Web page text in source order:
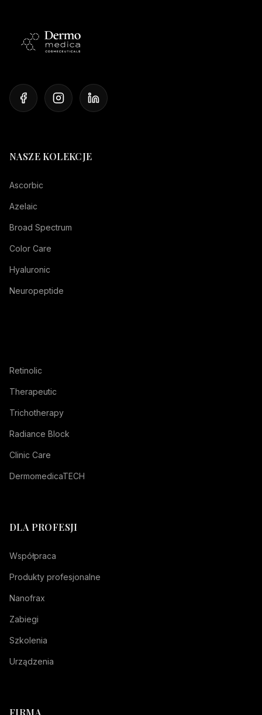
NASZE KOLEKCJE
Ascorbic
Azelaic
Broad Spectrum
Color Care
Hyaluronic
Neuropeptide
Retinolic
Therapeutic
Trichotherapy
Radiance Block
Clinic Care
DermomedicaTECH
DLA PROFESJI
Współpraca
Produkty profesjonalne
Nanofrax
Zabiegi
Szkolenia
Urządzenia
FIRMA